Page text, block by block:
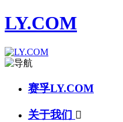
LY.COM
赛孚LY.COM
关于我们 